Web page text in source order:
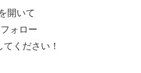
開いて
ォロー
ください！